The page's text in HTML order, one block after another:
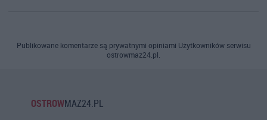
Publikowane komentarze są prywatnymi opiniami Użytkowników serwisu
ostrowmaz24.pl.
OSTROWMAZ24.PL